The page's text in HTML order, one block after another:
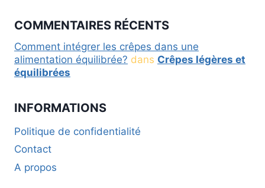
COMMENTAIRES RÉCENTS
Comment intégrer les crêpes dans une
alimentation équilibrée? dans Crêpes légères et
équilibrées
INFORMATIONS
Politique de confidentialité
Contact
A propos